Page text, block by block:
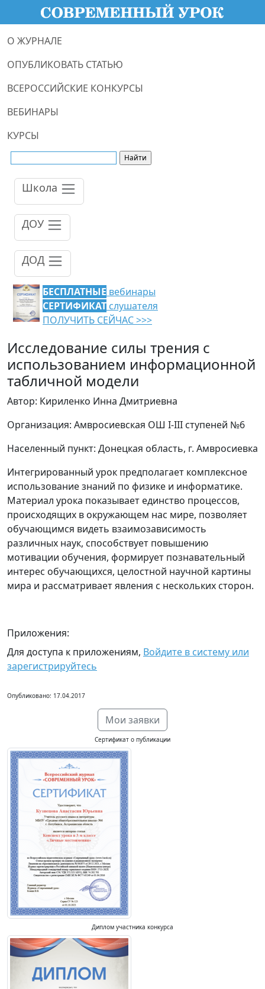
О ЖУРНАЛЕ
ОПУБЛИКОВАТЬ СТАТЬЮ
ВСЕРОССИЙСКИЕ КОНКУРСЫ
ВЕБИНАРЫ
КУРСЫ
Школа
ДОУ
ДОД
БЕСПЛАТНЫЕ вебинары
СЕРТИФИКАТ слушателя
ПОЛУЧИТЬ СЕЙЧАС >>>
Исследование силы трения с
использованием информационной
табличной модели
Автор: Кириленко Инна Дмитриевна
Организация: Амвросиевская ОШ I-III ступеней №6
Населенный пункт: Донецкая область, г. Амвросиевка
Интегрированный урок предполагает комплексное
использование знаний по физике и информатике.
Материал урока показывает единство процессов,
происходящих в окружающем нас мире, позволяет
обучающимся видеть взаимозависимость
различных наук, способствует повышению
мотивации обучения, формирует познавательный
интерес обучающихся, целостной научной картины
мира и рассматривает явления с нескольких сторон.
Приложения:
Для доступа к приложениям, Войдите в систему или
зарегистрируйтесь
Опубликовано: 17.04.2017
Мои заявки
Сертификат о публикации
Диплом участника конкурса